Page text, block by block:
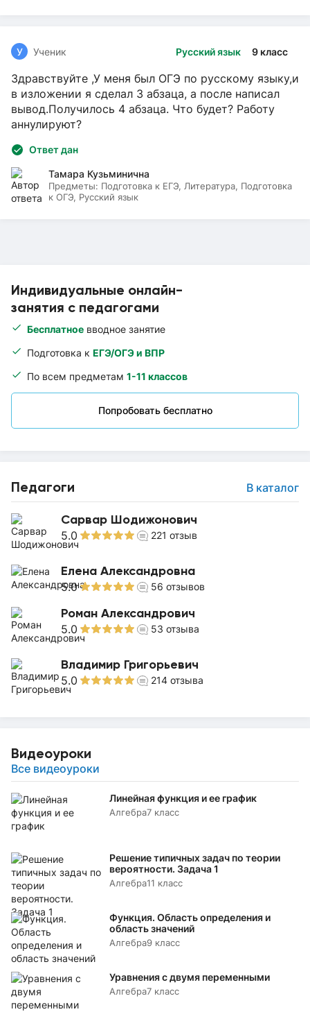
Индивидуальные онлайн-
занятия с педагогами
Бесплатное вводное занятие
Подготовка к ЕГЭ/ОГЭ и ВПР
По всем предметам 1-11 классов
Попробовать бесплатно
Педагоги В каталог
Сарвар Шодижонович
5.0 221 отзыв
Елена Александровна
5.0 56 отзывов
Роман Александрович
5.0 53 отзыва
Владимир Григорьевич
5.0 214 отзыва
Видеоуроки
Все видеоуроки
Линейная функция и ее график
Алгебра7 класс
Решение типичных задач по теории
вероятности. Задача 1
Алгебра11 класс
Функция. Область определения и
область значений
Алгебра9 класс
Уравнения с двумя переменными
Алгебра7 класс
Русский язык 9 класс
У Ученик
Здравствуйте ,У меня был ОГЭ по русскому языку,и
в изложении я сделал 3 абзаца, а после написал
вывод.Получилось 4 абзаца. Что будет? Работу
аннулируют?
Ответ дан
Тамара Кузьминична
Предметы: Подготовка к ЕГЭ, Литература, Подготовка
к ОГЭ, Русский язык